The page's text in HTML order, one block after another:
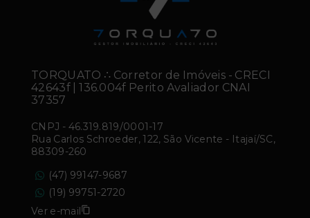
TORQUATO ∴ Corretor de Imóveis - CRECI
42643f | 136.004f Perito Avaliador CNAI
37357
CNPJ - 46.319.819/0001-17
Rua Carlos Schroeder, 122, São Vicente - Itajaí/SC,
88309-260
(47) 99147-9687
(19) 99751-2720
Ver e-mail